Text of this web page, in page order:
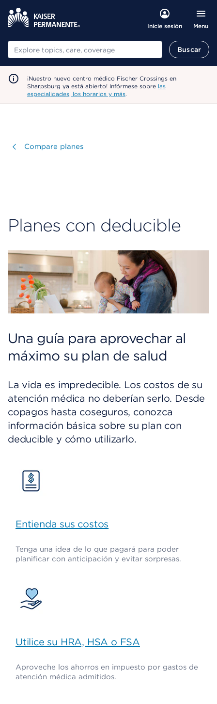
Inicie sesión Menu
Buscar Buscar
¡Nuestro nuevo centro médico Fischer Crossings en
Sharpsburg ya está abierto! Infórmese sobre las
especialidades, los horarios y más.
Visitar
Compare planes
Planes con deducible
Una guía para aprovechar al
máximo su plan de salud
La vida es impredecible. Los costos de su
atención médica no deberían serlo. Desde
copagos hasta coseguros, conozca
información básica sobre su plan con
deducible y cómo utilizarlo.
Entienda sus costos
Tenga una idea de lo que pagará para poder
planificar con anticipación y evitar sorpresas.
Utilice su HRA, HSA o FSA
Aproveche los ahorros en impuesto por gastos de
atención médica admitidos.